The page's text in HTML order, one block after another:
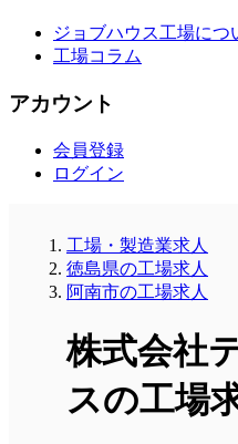
ジョブハウス工場につ
工場コラム
アカウント
会員登録
ログイン
工場・製造業求人
徳島県の工場求人
阿南市の工場求人
株式会社
スの工場